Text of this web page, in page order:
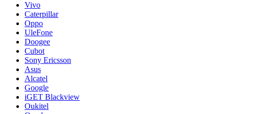
Vivo
Caterpillar
Oppo
UleFone
Doogee
Cubot
Sony Ericsson
Asus
Alcatel
Google
iGET Blackview
Oukitel